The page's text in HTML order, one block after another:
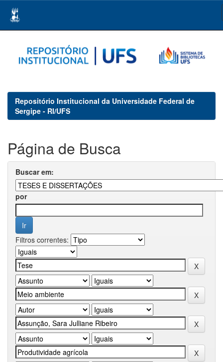
navigation
Repositório Institucional da Universidade Federal de
Sergipe - RI/UFS
Página de Busca
Buscar em:
por
Filtros correntes: